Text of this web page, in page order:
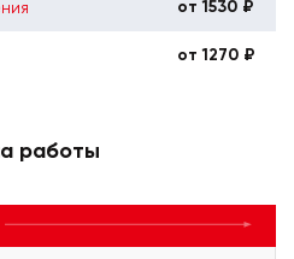
от 1530 ₽
от 1270 ₽
работы